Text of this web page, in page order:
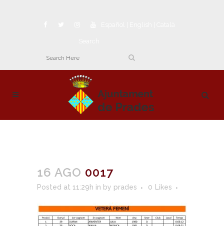
16 AGO 0017
Posted at 11:29h in by prades 0 Likes